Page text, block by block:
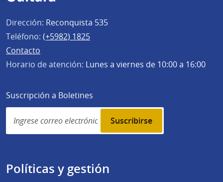
Dirección: Reconquista 535
Teléfono: (+5982) 1825
Contacto
Horario de atención: Lunes a viernes de 10:00 a 16:00
Suscripción a Boletines
Simplenews
subscription
Políticas y gestión